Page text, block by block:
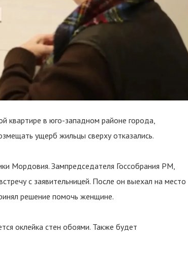
в юго-западном районе города,
ущерб жильцы сверху отказались.
Мордовия. Зампредседателя Госсобрания РМ,
с заявительницей. После он выехал на место
решение помочь женщине.
оклейка стен обоями. Также будет